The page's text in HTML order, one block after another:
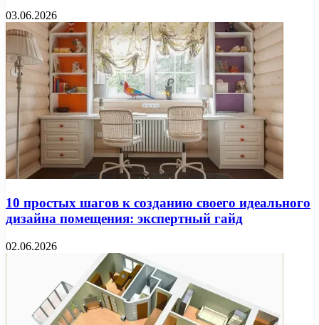
03.06.2026
10 простых шагов к созданию своего идеального
дизайна помещения: экспертный гайд
02.06.2026